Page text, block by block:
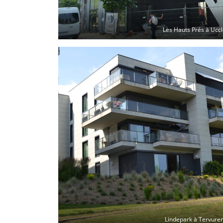
Les Hauts Prés à
Lindepark à